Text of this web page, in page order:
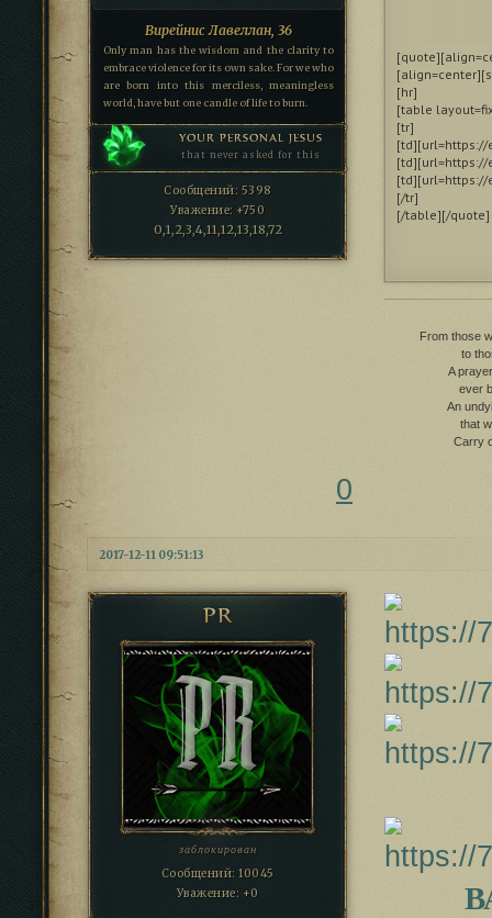
Вирейнис Лавеллан, 36
Only man has the wisdom and the clarity to
embrace violence for its own sake. For we who
are born into this merciless, meaningless
world, have but one candle of life to burn.
YOUR PERSONAL JESUS
that never asked for this
Сообщений: 5398
Уважение: +750
0,1,2,3,4,11,12,13,18,72
[hr]
[table
[tr]
[/tr]
[/table][/quote]
From those
to
A
ever
An
that
Carry
0
2017-12-11 09:51:13
PR
заблокирован
Сообщений: 10045
Уважение: +0